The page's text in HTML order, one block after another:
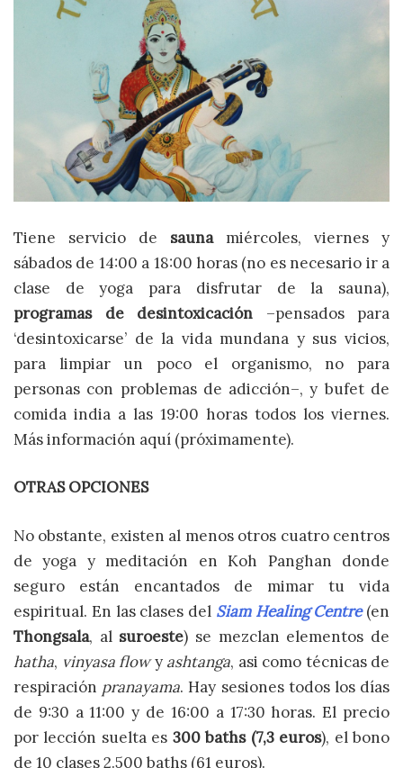
Tiene servicio de saunamiércoles, viernes y
sábados de 14:00 a 18:00 horas (no es necesario ir a
clase de yoga para disfrutar de la sauna),
programas de desintoxicación –pensados para
‘desintoxicarse’ de la vida mundana y sus vicios,
para limpiar un poco el organismo, no para
personas con problemas de adicción–, y bufet de
comida india a las 19:00 horas todos los viernes.
Más información aquí (próximamente).
OTRAS OPCIONES
No obstante, existen al menos otros cuatro centros
de yoga y meditación en Koh Panghan donde
seguro están encantados de mimar tu vida
espiritual. En las clases del Siam Healing Centre(en
Thongsala, al suroeste) se mezclan elementos de
hatha, vinyasa flowy ashtanga, asi como técnicas de
respiración pranayama. Hay sesiones todos los días
de 9:30 a 11:00 y de 16:00 a 17:30 horas. El precio
por lección suelta es 300 baths (7,3 euros), el bono
de 10 clases 2.500 baths (61 euros).